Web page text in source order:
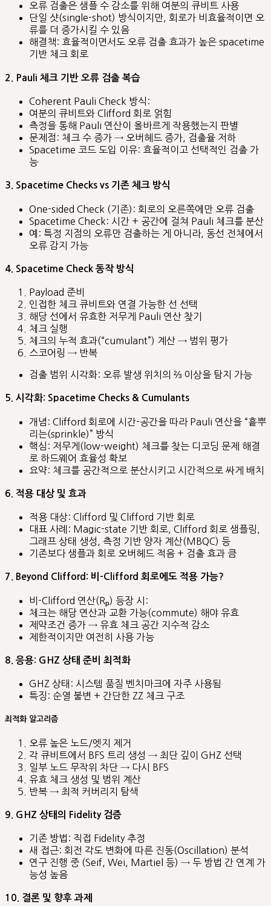
오류 검출은 샘플 수 감소를 위해 여분의 큐비트 사용
단일 샷(single-shot) 방식이지만, 회로가 비효율적이면 오
류를 더 증가시킬 수 있음
해결책: 효율적이면서도 오류 검출 효과가 높은 spacetime
기반 체크 회로
2. Pauli 체크 기반 오류 검출 복습
Coherent Pauli Check 방식:
여분의 큐비트와 Clifford 회로 얽힘
측정을 통해 Pauli 연산이 올바르게 작용했는지 판별
문제점: 체크 수 증가 → 오버헤드 증가, 검출율 저하
Spacetime 코드 도입 이유: 효율적이고 선택적인 검출 가
능
3. Spacetime Checks vs 기존 체크 방식
One-sided Check (기존): 회로의 오른쪽에만 오류 검출
Spacetime Check: 시간 + 공간에 걸쳐 Pauli 체크를 분산
예: 특정 지점의 오류만 검출하는 게 아니라, 동선 전체에서
오류 감지 가능
4. Spacetime Check 동작 방식
Payload 준비
인접한 체크 큐비트와 연결 가능한 선 선택
해당 선에서 유효한 저무게 Pauli 연산 찾기
체크 실행
체크의 누적 효과(“cumulant”) 계산 → 범위 평가
스코어링 → 반복
검출 범위 시각화: 오류 발생 위치의 ⅔ 이상을 탐지 가능
5. 시각화: Spacetime Checks & Cumulants
개념: Clifford 회로에 시간-공간을 따라 Pauli 연산을 “흩뿌
리는(sprinkle)” 방식
핵심: 저무게(low-weight) 체크를 찾는 디코딩 문제 해결
로 하드웨어 효율성 확보
요약: 체크를 공간적으로 분산시키고 시간적으로 싸게 배치
6. 적용 대상 및 효과
적용 대상: Clifford 및 Clifford 기반 회로
대표 사례: Magic-state 기반 회로, Clifford 회로 샘플링,
그래프 상태 생성, 측정 기반 양자 계산(MBQC) 등
기존보다 샘플과 회로 오버헤드 적음 + 검출 효과 큼
7. Beyond Clifford: 비-Clifford 회로에도 적용 가능?
비-Clifford 연산(Rₚ) 등장 시:
체크는 해당 연산과 교환 가능(commute) 해야 유효
제약조건 증가 → 유효 체크 공간 지수적 감소
제한적이지만 여전히 사용 가능
8. 응용: GHZ 상태 준비 최적화
GHZ 상태: 시스템 품질 벤치마크에 자주 사용됨
특징: 순열 불변 + 간단한 ZZ 체크 구조
최적화 알고리즘
오류 높은 노드/엣지 제거
각 큐비트에서 BFS 트리 생성 → 최단 깊이 GHZ 선택
일부 노드 무작위 차단 → 다시 BFS
유효 체크 생성 및 범위 계산
반복 → 최적 커버리지 탐색
9. GHZ 상태의 Fidelity 검증
기존 방법: 직접 Fidelity 추정
새 접근: 회전 각도 변화에 따른 진동(Oscillation) 분석
연구 진행 중 (Seif, Wei, Martiel 등) → 두 방법 간 연계 가
능성 높음
10. 결론 및 향후 과제